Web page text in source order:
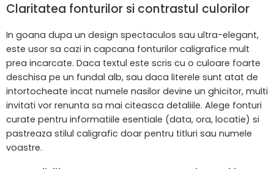
Claritatea fonturilor si contrastul culorilor
In goana dupa un design spectaculos sau ultra-elegant,
este usor sa cazi in capcana fonturilor caligrafice mult
prea incarcate. Daca textul este scris cu o culoare foarte
deschisa pe un fundal alb, sau daca literele sunt atat de
intortocheate incat numele nasilor devine un ghicitor, multi
invitati vor renunta sa mai citeasca detaliile. Alege fonturi
curate pentru informatiile esentiale (data, ora, locatie) si
pastreaza stilul caligrafic doar pentru titluri sau numele
voastre.